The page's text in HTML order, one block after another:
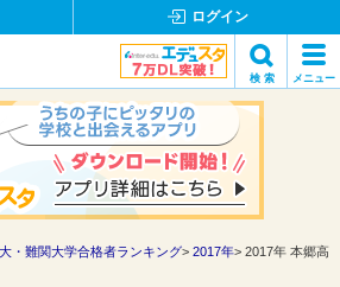
ログイン
検 索 メニュー
検索
・難関大学合格者ランキング 2017年
2017年 本郷高